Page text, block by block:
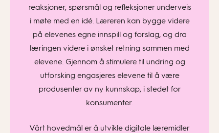
reaksjoner, spørsmål og refleksjoner underveis
i møte med en idé. Læreren kan bygge videre
på elevenes egne innspill og forslag, og dra
læringen videre i ønsket retning sammen med
elevene. Gjennom å stimulere til undring og
utforsking engasjeres elevene til å være
produsenter av ny kunnskap, i stedet for
konsumenter.
Vårt hovedmål er å utvikle digitale læremidler